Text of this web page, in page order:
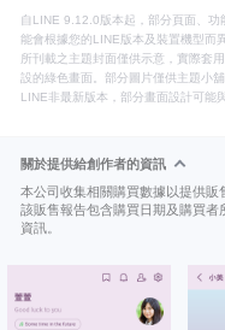
自LINE 9.12.0版本起，部分頁面、功
能會根據您的LINE版本及裝置機型而
所刊載之主題封面僅供示意，實際套
設的綠色畫面。部分圖片僅供主題小
LINE非最新版本，部分畫面設計可能
關於提供給創作者的資訊
本公司收集相關購買數據以提供販
該販售報告包含購買日期及購買
資訊。